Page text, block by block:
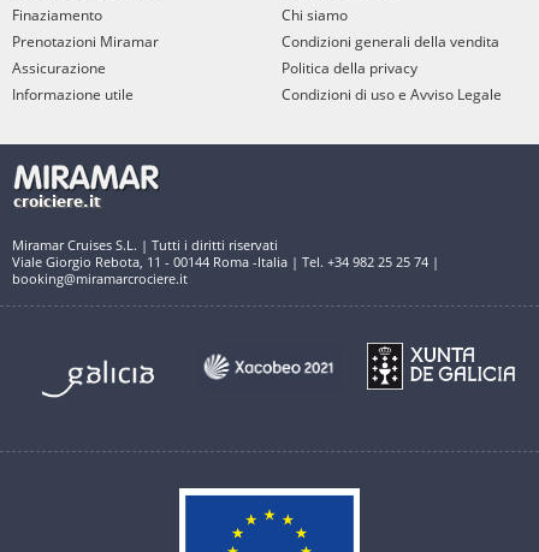
Finaziamento
Prenotazioni Miramar
Assicurazione
Informazione utile
Chi siamo
Condizioni generali della vendita
Politica della privacy
Condizioni di uso e Avviso Legale
Miramar Cruises S.L. | Tutti i diritti riservati
Viale Giorgio Rebota, 11 - 00144 Roma -Italia | Tel. +34 982 25 25 74 |
booking@miramarcrociere.it